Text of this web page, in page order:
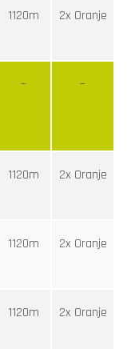
1120m 2x Oranje
– –
1120m 2x Oranje
1120m 2x Oranje
1120m 2x Oranje